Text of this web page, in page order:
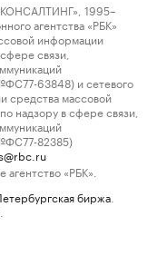
1995–
агентства «РБК»
информации
связи,
63848) и сетевого
средства массовой
надзору в сфере связи,
82385)
«РБК».
биржа